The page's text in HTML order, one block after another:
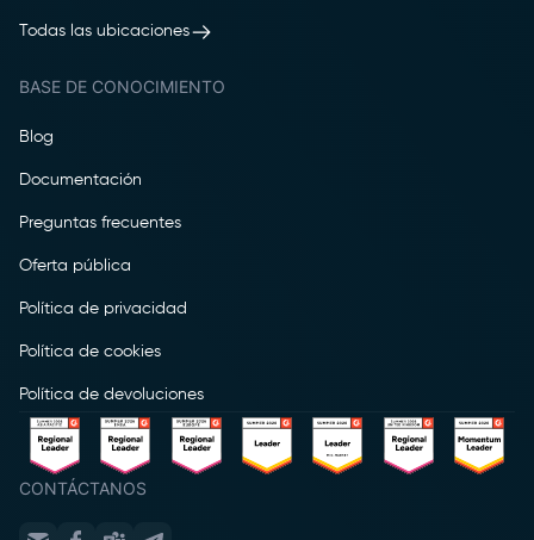
Todas las ubicaciones
BASE DE CONOCIMIENTO
Blog
Documentación
Preguntas frecuentes
Oferta pública
Política de privacidad
Política de cookies
Política de devoluciones
CONTÁCTANOS